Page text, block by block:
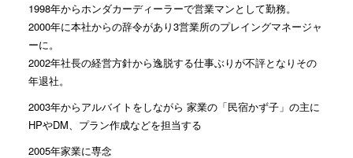
1998年からホンダカーディーラーで営業マンとして勤務。
2000年に本社からの辞令があり3営業所のプレイングマネージャ
ーに。
2002年社長の経営方針から逸脱する仕事ぶりが不評となりその
年退社。
2003年からアルバイトをしながら 家業の「民宿かず子」の主に
HPやDM、プラン作成などを担当する
2005年家業に専念